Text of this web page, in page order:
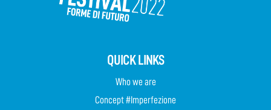
QUICK LINKS
Who we are
Concept #Imperfezione